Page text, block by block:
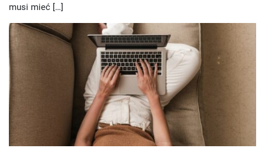
musi mieć […]